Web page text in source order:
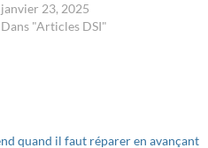
janvier 23, 2025
Dans "Articles DSI"
quand il faut réparer en avançant